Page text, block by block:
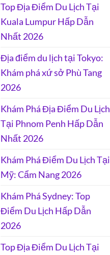
Top Địa Điểm Du Lịch Tại
Kuala Lumpur Hấp Dẫn
Nhất 2026
Địa điểm du lịch tại Tokyo:
Khám phá xứ sở Phù Tang
2026
Khám Phá Địa Điểm Du Lịch
Tại Phnom Penh Hấp Dẫn
Nhất 2026
Khám Phá Điểm Du Lịch Tại
Mỹ: Cẩm Nang 2026
Khám Phá Sydney: Top
Điểm Du Lịch Hấp Dẫn
2026
Top Địa Điểm Du Lịch Tại